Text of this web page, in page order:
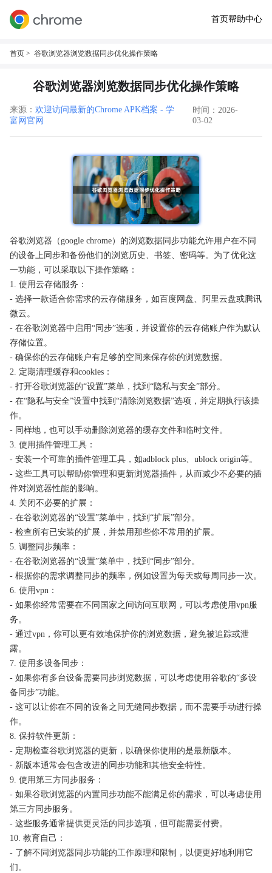
首页帮助中心
首页 > 谷歌浏览器浏览数据同步优化操作策略
谷歌浏览器浏览数据同步优化操作策略
来源： 欢迎访问最新的Chrome APK档案 - 学
富网官网
时间：2026-
03-02
谷歌浏览器（google chrome）的浏览数据同步功能允许用户在不同
的设备上同步和备份他们的浏览历史、书签、密码等。为了优化这
一功能，可以采取以下操作策略：
1. 使用云存储服务：
- 选择一款适合你需求的云存储服务，如百度网盘、阿里云盘或腾讯
微云。
- 在谷歌浏览器中启用“同步”选项，并设置你的云存储账户作为默认
存储位置。
- 确保你的云存储账户有足够的空间来保存你的浏览数据。
2. 定期清理缓存和cookies：
- 打开谷歌浏览器的“设置”菜单，找到“隐私与安全”部分。
- 在“隐私与安全”设置中找到“清除浏览数据”选项，并定期执行该操
作。
- 同样地，也可以手动删除浏览器的缓存文件和临时文件。
3. 使用插件管理工具：
- 安装一个可靠的插件管理工具，如adblock plus、ublock origin等。
- 这些工具可以帮助你管理和更新浏览器插件，从而减少不必要的插
件对浏览器性能的影响。
4. 关闭不必要的扩展：
- 在谷歌浏览器的“设置”菜单中，找到“扩展”部分。
- 检查所有已安装的扩展，并禁用那些你不常用的扩展。
5. 调整同步频率：
- 在谷歌浏览器的“设置”菜单中，找到“同步”部分。
- 根据你的需求调整同步的频率，例如设置为每天或每周同步一次。
6. 使用vpn：
- 如果你经常需要在不同国家之间访问互联网，可以考虑使用vpn服
务。
- 通过vpn，你可以更有效地保护你的浏览数据，避免被追踪或泄
露。
7. 使用多设备同步：
- 如果你有多台设备需要同步浏览数据，可以考虑使用谷歌的“多设
备同步”功能。
- 这可以让你在不同的设备之间无缝同步数据，而不需要手动进行操
作。
8. 保持软件更新：
- 定期检查谷歌浏览器的更新，以确保你使用的是最新版本。
- 新版本通常会包含改进的同步功能和其他安全特性。
9. 使用第三方同步服务：
- 如果谷歌浏览器的内置同步功能不能满足你的需求，可以考虑使用
第三方同步服务。
- 这些服务通常提供更灵活的同步选项，但可能需要付费。
10. 教育自己：
- 了解不同浏览器同步功能的工作原理和限制，以便更好地利用它
们。